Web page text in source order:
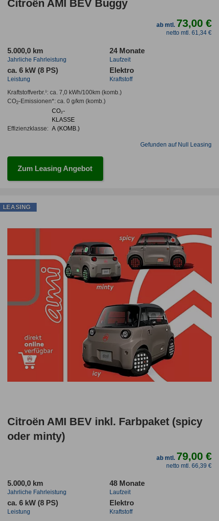
Citroën AMI BEV Buggy
ab mtl. 73,00 €
netto mtl. 61,34 €
5.000,0 km
Jahrliche Fahrleistung
24 Monate
Laufzeit
ca. 6 kW (8 PS)
Leistung
Elektro
Kraftstoff
Kraftstoffverbr.¹: ca. 7,0 kWh/100km(komb.)
CO2-Emissionen*: ca. 0 g/km(komb.)
Effizienzklasse:
CO₂-
KLASSE
A (KOMB.)
Gefunden auf Null Leasing
Zum Leasing Angebot
Citroën AMI BEV inkl. Farbpaket (spicy
oder minty)
ab mtl. 79,00 €
netto mtl. 66,39 €
5.000,0 km
Jahrliche Fahrleistung
48 Monate
Laufzeit
ca. 6 kW (8 PS)
Leistung
Elektro
Kraftstoff
LEASING